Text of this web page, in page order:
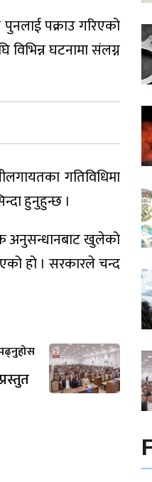
पक्राउ गरिएको
विभिन्न घटनामा संलग्न
गतिविधिमा
हुनुहुन्छ ।
अनुसन्धानबाट खुलेको
हो । सरकारले चन्द